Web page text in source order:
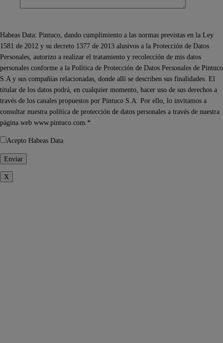
Habeas Data: Pintuco, dando cumplimiento a las normas previstas en la Ley
1581 de 2012 y su decreto 1377 de 2013 alusivos a la Protección de Datos
Personales, autorizo a realizar el tratamiento y recolección de mis datos
personales conforme a la Política de Protección de Datos Personales de Pintuco
S.A y sus compañías relacionadas, donde allí se describen sus finalidades. El
titular de los datos podrá, en cualquier momento, hacer uso de sus derechos a
través de los canales propuestos por Pintuco S.A. Por ello, lo invitamos a
consultar nuestra política de protección de datos personales a través de nuestra
página web www.pintuco.com.*
Acepto Habeas Data
X